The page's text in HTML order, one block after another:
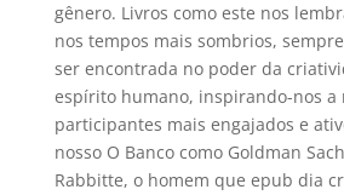
gênero. Livros como este nos
nos tempos mais sombrios,
ser encontrada no poder da
espírito humano, inspirando-nos a
participantes mais engajados e
nosso O Banco como Goldman
Rabbitte, o homem que epub dia